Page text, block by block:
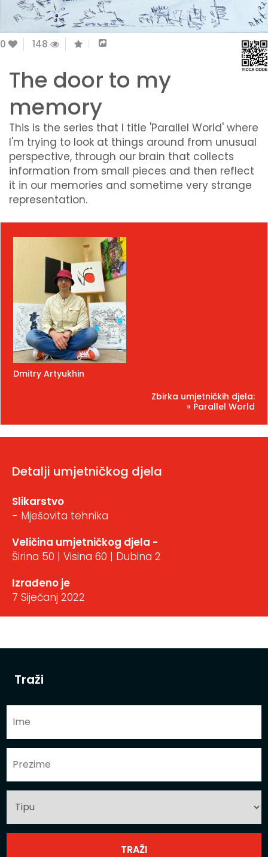
Traži
0 148
The door to my
memory
This is the series that I title 'Parallel World' where
I'm trying to look at things around from unusual
perspective, through our brain that collects
information from small pieces and then reflect
it in our memories and sometime very strange
representation.
Dmitry Artyukhin
Zbirka umjetničkih djela:
» Parallel World
Detalji umjetničkog djela
Slikarstvo
- Mješovita tehnika
Veličina umjetničkog djela -
Širina 50 | Visina 60 | Dubina 2
Izrađeno je
7 Siječanj 2022